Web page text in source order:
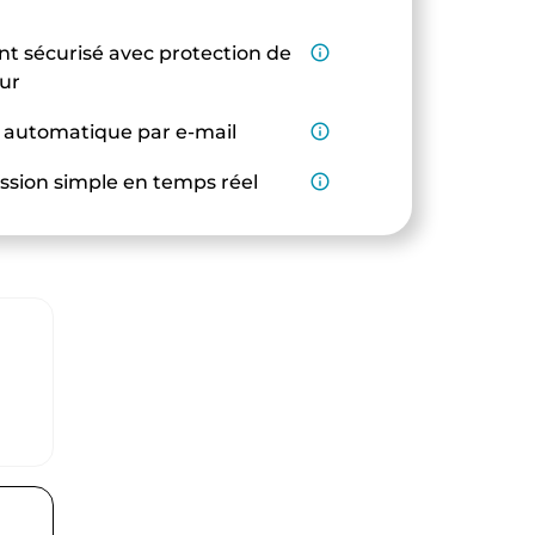
sécurisé avec protection de
info_outline
automatique par e-mail info_outline
simple en temps réel info_outline